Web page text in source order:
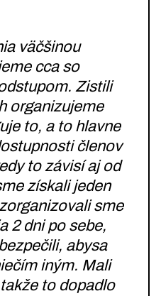
väčšinou
cca so
Zistili
organizujeme
to, a to hlavne
členov
to závisí aj od
získali jeden
sme
2 dni po sebe,
abysa
iným. Mali
to dopadlo